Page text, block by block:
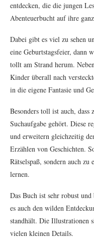
entdecken, die die jungen
Abenteuerbucht auf ihre
Dabei gibt es viel zu sehen
eine Geburtstagsfeier, dann
tollt am Strand herum.
Kinder überall nach
in die eigene Fantasie und
Besonders toll ist auch, dass
Suchaufgabe gehört. Diese
und erweitern gleichzeitig
Erzählen von Geschichten.
Rätselspaß, sondern auch
lernen.
Das Buch ist sehr robust
es auch den wilden
standhält. Die Illustrationen
vielen kleinen Details.